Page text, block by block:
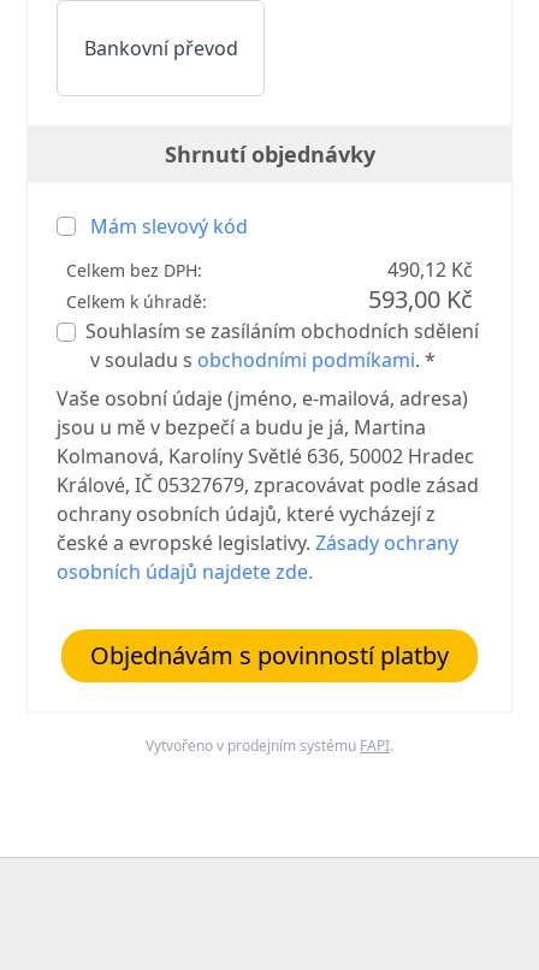
Bankovní převod
Shrnutí objednávky
Mám slevový kód
Celkem bez DPH: 490,12 Kč
Celkem k úhradě: 593,00 Kč
Souhlasím se zasíláním obchodních sdělení
v souladu s obchodními podmíkami. *
Vaše osobní údaje (jméno, e-mailová, adresa)
jsou u mě v bezpečí a budu je já, Martina
Kolmanová, Karolíny Světlé 636, 50002 Hradec
Králové, IČ 05327679, zpracovávat podle zásad
ochrany osobních údajů, které vycházejí z
české a evropské legislativy.Zásady ochrany
osobních údajů najdete zde.
Objednávám s povinností platby
Vytvořeno v prodejním systému FAPI.